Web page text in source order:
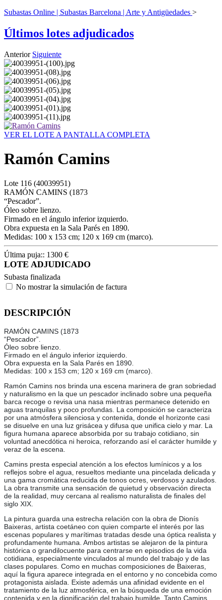
Subastas Online | Subastas Barcelona | Arte y Antigüedades >
Últimos lotes adjudicados
Anterior Siguiente
VER EL LOTE A PANTALLA COMPLETA
Ramón Camins
Lote 116 (40039951)
RAMÓN CAMINS (1873
“Pescador”.
Óleo sobre lienzo.
Firmado en el ángulo inferior izquierdo.
Obra expuesta en la Sala Parés en 1890.
Medidas: 100 x 153 cm; 120 x 169 cm (marco).
Última puja:: 1300 €
LOTE ADJUDICADO
Subasta finalizada
No mostrar la simulación de factura
DESCRIPCIÓN
RAMÓN CAMINS (1873
“Pescador”.
Óleo sobre lienzo.
Firmado en el ángulo inferior izquierdo.
Obra expuesta en la Sala Parés en 1890.
Medidas: 100 x 153 cm; 120 x 169 cm (marco).
Ramón Camins nos brinda una escena marinera de gran sobriedad
y naturalismo en la que un pescador inclinado sobre una pequeña
barca recoge o revisa una nasa mientras permanece detenido en
aguas tranquilas y poco profundas. La composición se caracteriza
por una atmósfera silenciosa y contenida, donde el horizonte casi
se disuelve en una luz grisácea y difusa que unifica cielo y mar. La
figura humana aparece absorbida por su trabajo cotidiano, sin
voluntad anecdótica ni heroica, reforzando así el carácter humilde y
veraz de la escena.
Camins presta especial atención a los efectos lumínicos y a los
reflejos sobre el agua, resueltos mediante una pincelada delicada y
una gama cromática reducida de tonos ocres, verdosos y azulados.
La obra transmite una sensación de quietud y observación directa
de la realidad, muy cercana al realismo naturalista de finales del
siglo XIX.
La pintura guarda una estrecha relación con la obra de Dionís
Baixeras, artista coetáneo con quien comparte el interés por las
escenas populares y marítimas tratadas desde una óptica realista y
profundamente humana. Ambos artistas se alejaron de la pintura
histórica o grandilocuente para centrarse en episodios de la vida
cotidiana, especialmente vinculados al mundo del trabajo y de las
clases populares. Como en muchas composiciones de Baixeras,
aquí la figura aparece integrada en el entorno y no concebida como
protagonista aislada. Existe además una afinidad evidente en el
tratamiento de la luz atmosférica, en la búsqueda de una emoción
contenida y en la dignificación del trabajo humilde. Tanto Camins